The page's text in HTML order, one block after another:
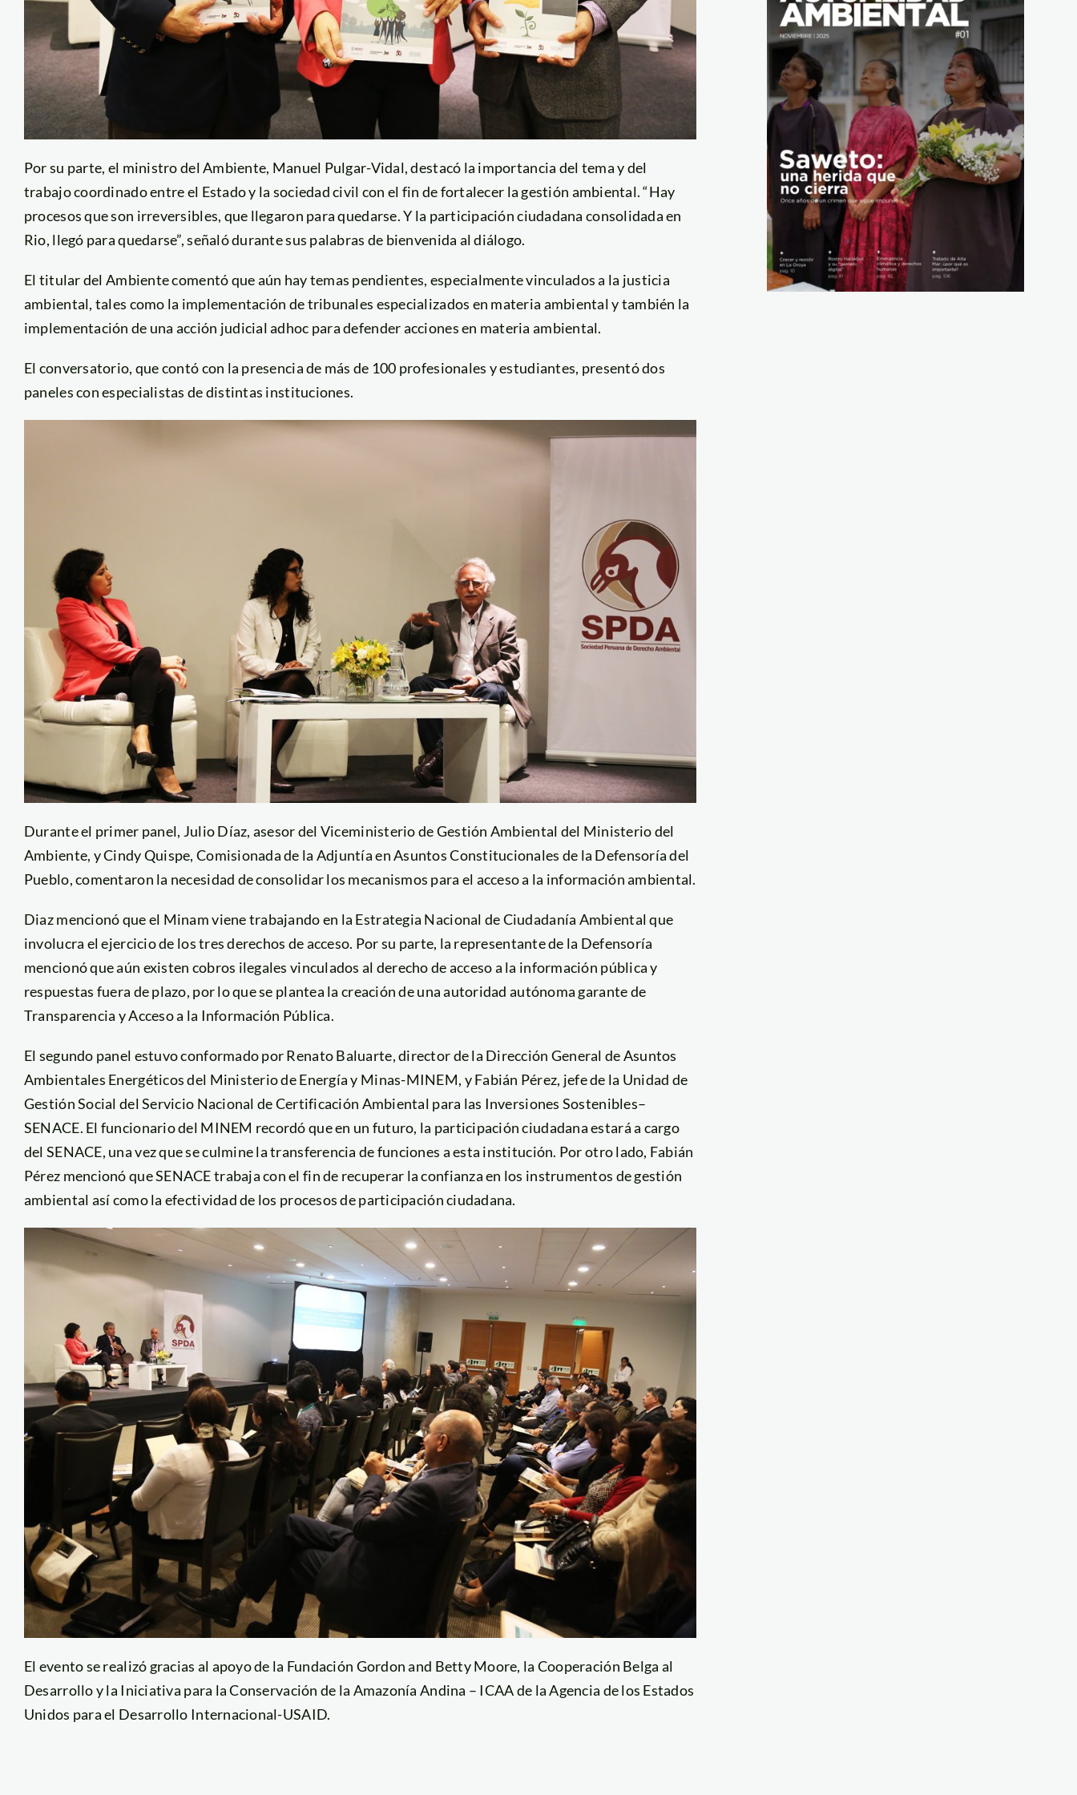
Por su parte, el ministro del Ambiente, Manuel Pulgar-Vidal, destacó la importancia del tema y del
trabajo coordinado entre el Estado y la sociedad civil con el fin de fortalecer la gestión ambiental. “Hay
procesos que son irreversibles, que llegaron para quedarse. Y la participación ciudadana consolidada en
Rio, llegó para quedarse”, señaló durante sus palabras de bienvenida al diálogo.
El titular del Ambiente comentó que aún hay temas pendientes, especialmente vinculados a la justicia
ambiental, tales como la implementación de tribunales especializados en materia ambiental y también la
implementación de una acción judicial adhoc para defender acciones en materia ambiental.
El conversatorio, que contó con la presencia de más de 100 profesionales y estudiantes, presentó dos
paneles con especialistas de distintas instituciones.
Durante el primer panel, Julio Díaz, asesor del Viceministerio de Gestión Ambiental del Ministerio del
Ambiente, y Cindy Quispe, Comisionada de la Adjuntía en Asuntos Constitucionales de la Defensoría del
Pueblo, comentaron la necesidad de consolidar los mecanismos para el acceso a la información ambiental.
Diaz mencionó que el Minam viene trabajando en la Estrategia Nacional de Ciudadanía Ambiental que
involucra el ejercicio de los tres derechos de acceso. Por su parte, la representante de la Defensoría
mencionó que aún existen cobros ilegales vinculados al derecho de acceso a la información pública y
respuestas fuera de plazo, por lo que se plantea la creación de una autoridad autónoma garante de
Transparencia y Acceso a la Información Pública.
El segundo panel estuvo conformado por Renato Baluarte, director de la Dirección General de Asuntos
Ambientales Energéticos del Ministerio de Energía y Minas-MINEM, y Fabián Pérez, jefe de la Unidad de
Gestión Social del Servicio Nacional de Certificación Ambiental para las Inversiones Sostenibles–
SENACE. El funcionario del MINEM recordó que en un futuro, la participación ciudadana estará a cargo
del SENACE, una vez que se culmine la transferencia de funciones a esta institución. Por otro lado, Fabián
Pérez mencionó que SENACE trabaja con el fin de recuperar la confianza en los instrumentos de gestión
ambiental así como la efectividad de los procesos de participación ciudadana.
El evento se realizó gracias al apoyo de la Fundación Gordon and Betty Moore, la Cooperación Belga al
Desarrollo y la Iniciativa para la Conservación de la Amazonía Andina – ICAA de la Agencia de los Estados
Unidos para el Desarrollo Internacional-USAID.